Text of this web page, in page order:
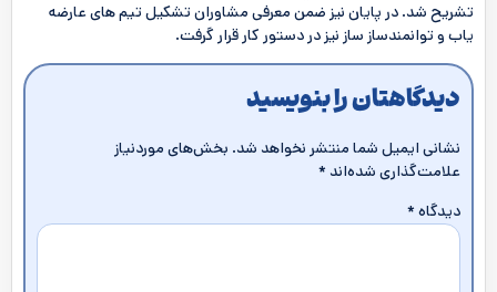
تشریح شد. در پایان نیز ضمن معرفی مشاوران تشکیل تیم های عارضه
یاب و توانمندساز ساز نیز در دستور کار قرار گرفت.
دیدگاهتان را بنویسید
نشانی ایمیل شما منتشر نخواهد شد. بخش‌های موردنیاز
علامت‌گذاری شده‌اند *
دیدگاه*